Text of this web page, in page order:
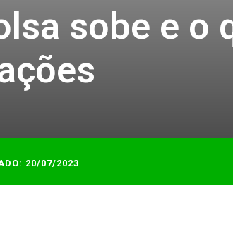
sobe e o
20/07/2023